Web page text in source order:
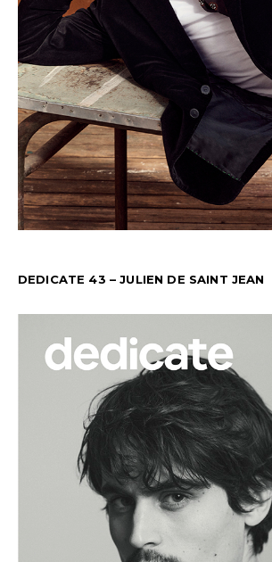
DEDICATE 43 – JULIEN DE SAINT JEAN